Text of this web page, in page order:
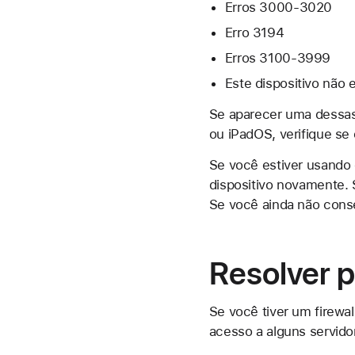
Erros 3000-3020
Erro 3194
Erros 3100-3999
Este dispositivo não
Se aparecer uma
ou iPadOS, verifique
Se você estiver
dispositivo novamente.
Se você ainda não
Resolver
Se você tiver um
acesso a alguns